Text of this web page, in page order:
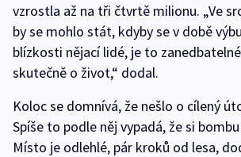
vzrostla až na tři čtvrtě milionu. „Ve
by se mohlo stát, kdyby se v době
blízkosti nějací lidé, je to
skutečně o život,“ dodal.
Koloc se domnívá, že nešlo o cílený
Spíše to podle něj vypadá, že si
Místo je odlehlé, pár kroků od lesa,